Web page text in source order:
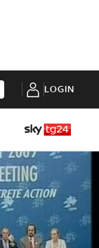
LOGIN